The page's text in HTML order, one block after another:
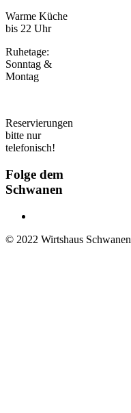
Warme Küche
bis 22 Uhr
Ruhetage:
Sonntag &
Montag
Reservierungen
bitte nur
telefonisch!
Folge dem
Schwanen
© 2022 Wirtshaus Schwanen